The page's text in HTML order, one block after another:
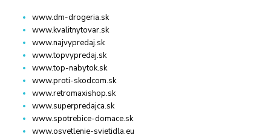
www.dm-drogeria.sk
www.kvalitnytovar.sk
www.najvypredaj.sk
www.topvypredaj.sk
www.top-nabytok.sk
www.proti-skodcom.sk
www.retromaxishop.sk
www.superpredajca.sk
www.spotrebice-domace.sk
www.osvetlenie-svietidla.eu